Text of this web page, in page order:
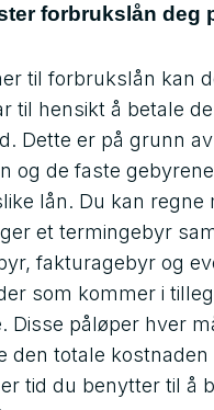
forbrukslån deg
til forbrukslån kan
til hensikt å betale
Dette er på grunn
og de faste
lån. Du kan regne
et termingebyr
fakturagebyr og
som kommer i
Disse påløper hver
den totale
tid du benytter til å